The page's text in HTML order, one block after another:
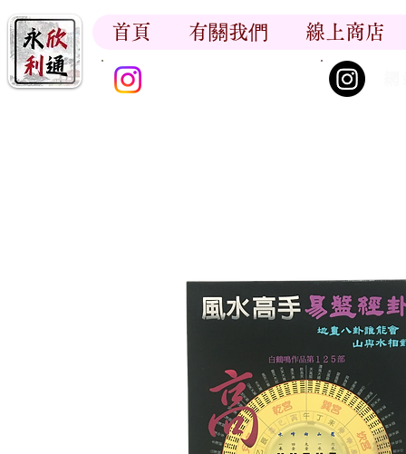
首頁 有關我們 線上商店